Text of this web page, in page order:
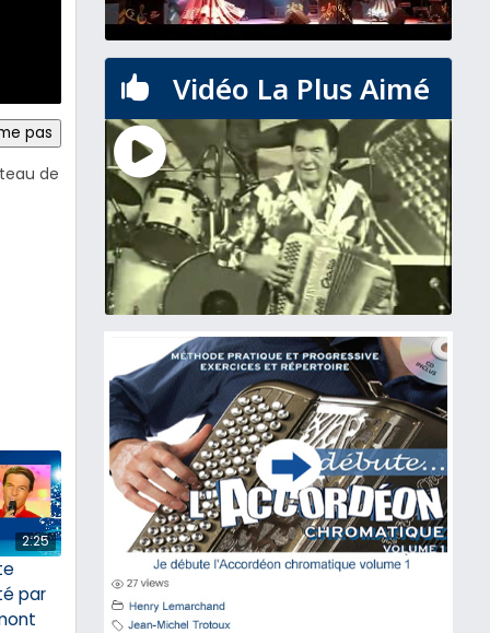
pas
de
2:25
par
 Vidéo La Plus Aimé